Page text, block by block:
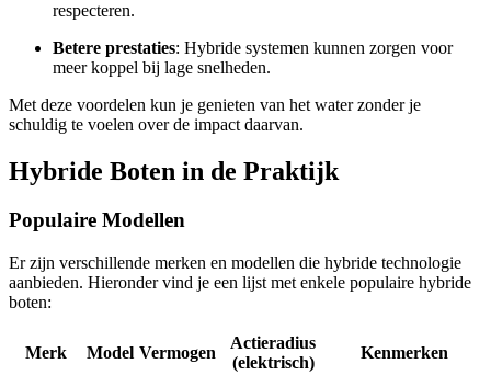
respecteren.
Betere prestaties: Hybride systemen kunnen zorgen voor
meer koppel bij lage snelheden.
Met deze voordelen kun je genieten van het water zonder je
schuldig te voelen over de impact daarvan.
Hybride Boten in de Praktijk
Populaire Modellen
Er zijn verschillende merken en modellen die hybride technologie
aanbieden. Hieronder vind je een lijst met enkele populaire hybride
boten:
Merk Model Vermogen
Actieradius
(elektrisch)
Kenmerken